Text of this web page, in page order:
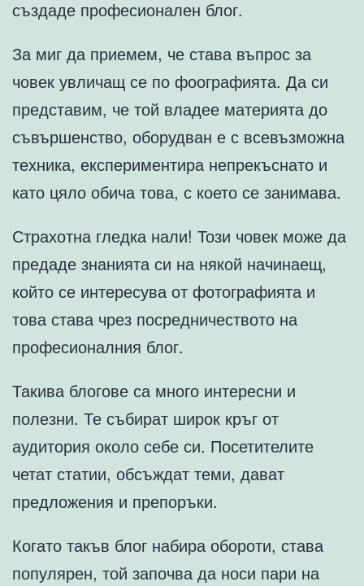
създаде професионален блог.
За миг да приемем, че става въпрос за
човек увличащ се по фоографията. Да си
представим, че той владее материята до
съвършенство, оборудван е с всевъзможна
техника, експериментира непрекъснато и
като цяло обича това, с което се занимава.
Страхотна гледка нали! Този човек може да
предаде знанията си на някой начинаещ,
който се интересува от фотографията и
това става чрез посредничеството на
професионалния блог.
Такива блогове са много интересни и
полезни. Те събират широк кръг от
аудитория около себе си. Посетителите
четат статии, обсъждат теми, дават
предложения и препоръки.
Когато такъв блог набира обороти, става
популярен, той започва да носи пари на